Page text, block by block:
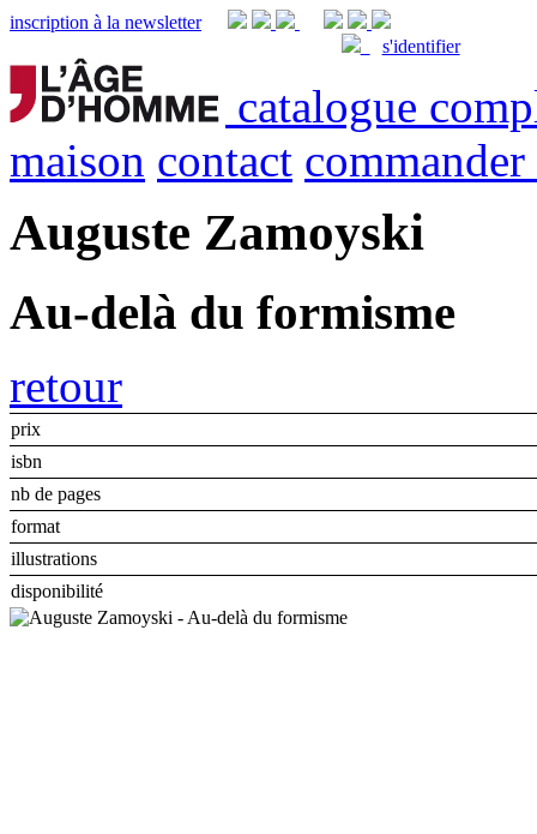
inscription à la newsletter
s'identifier
catalogue
maison contact commander
Auguste Zamoyski
Au-delà du formisme
retour
prix
isbn
nb de pages
format
illustrations
disponibilité